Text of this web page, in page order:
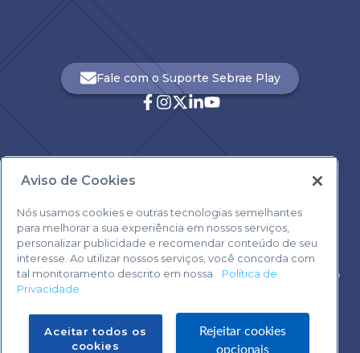
0800 570 0800
Fale com o Suporte Sebrae Play
Voltar ao topo
Aviso de Cookies
Nós usamos cookies e outras tecnologias semelhantes
para melhorar a sua experiência em nossos serviços,
personalizar publicidade e recomendar conteúdo de seu
interesse. Ao utilizar nossos serviços, você concorda com
tal monitoramento descrito em nossa
Política de
Privacidade
Aceitar todos os
cookies
Rejeitar cookies
opcionais